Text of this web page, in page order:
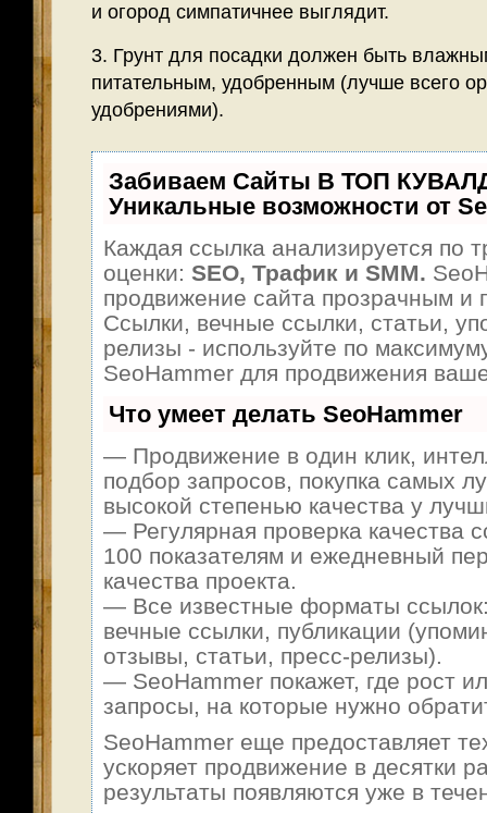
и огород симпатичнее выглядит.
3. Грунт для посадки должен быть
питательным, удобренным (лучше всего
удобрениями).
Забиваем Сайты В ТОП
Уникальные возможности от
Каждая ссылка анализируется по
оценки: SEO, Трафик и SMM.
продвижение сайта прозрачным и
Ссылки, вечные ссылки, статьи,
релизы - используйте по
SeoHammer для продвижения
Что умеет делать SeoHammer
— Продвижение в один клик,
подбор запросов, покупка самых
высокой степенью качества у
— Регулярная проверка качества
100 показателям и ежедневный
качества проекта.
— Все известные форматы
вечные ссылки, публикации
отзывы, статьи, пресс-релизы).
— SeoHammer покажет, где рост
запросы, на которые нужно
SeoHammer еще предоставляет
ускоряет продвижение в десятки
результаты появляются уже в